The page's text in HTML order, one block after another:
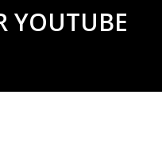
YOUTUBE